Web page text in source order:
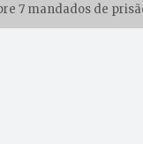
7 mandados de